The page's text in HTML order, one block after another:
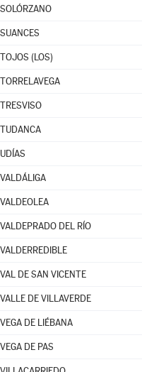
SOLÓRZANO
SUANCES
TOJOS (LOS)
TORRELAVEGA
TRESVISO
TUDANCA
UDÍAS
VALDÁLIGA
VALDEOLEA
VALDEPRADO DEL RÍO
VALDERREDIBLE
VAL DE SAN VICENTE
VALLE DE VILLAVERDE
VEGA DE LIÉBANA
VEGA DE PAS